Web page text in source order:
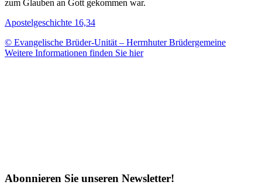
zum Glauben an Gott gekommen war.
Apostelgeschichte 16,34
© Evangelische Brüder-Unität – Herrnhuter Brüdergemeine
Weitere Informationen finden Sie hier
Abonnieren Sie unseren Newsletter!